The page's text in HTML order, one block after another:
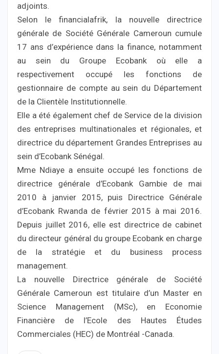
adjoints.
Selon le financialafrik, la nouvelle directrice
générale de Société Générale Cameroun cumule
17 ans d’expérience dans la finance, notamment
au sein du Groupe Ecobank où elle a
respectivement occupé les fonctions de
gestionnaire de compte au sein du Département
de la Clientèle Institutionnelle.
Elle a été également chef de Service de la division
des entreprises multinationales et régionales, et
directrice du département Grandes Entreprises au
sein d’Ecobank Sénégal.
Mme Ndiaye a ensuite occupé les fonctions de
directrice générale d’Ecobank Gambie de mai
2010 à janvier 2015, puis Directrice Générale
d’Ecobank Rwanda de février 2015 à mai 2016.
Depuis juillet 2016, elle est directrice de cabinet
du directeur général du groupe Ecobank en charge
de la stratégie et du business process
management.
La nouvelle Directrice générale de Société
Générale Cameroun est titulaire d’un Master en
Science Management (MSc), en Economie
Financière de l’Ecole des Hautes Études
Commerciales (HEC) de Montréal -Canada.